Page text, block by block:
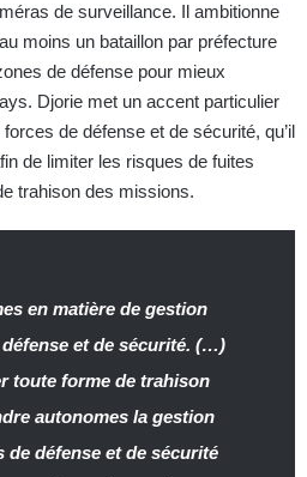
de surveillance. Il ambitionne
moins un bataillon par préfecture
de défense pour mieux
Djorie met un accent particulier
de défense et de sécurité, qu’il
de limiter les risques de fuites
trahison des missions.
en matière de gestion
et de sécurité. (…)
toute forme de trahison
autonomes la gestion
défense et de sécurité